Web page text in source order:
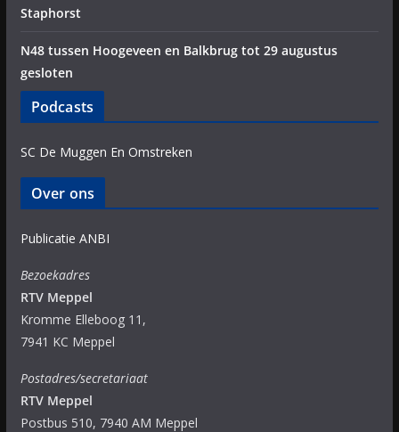
Staphorst
N48 tussen Hoogeveen en Balkbrug tot 29 augustus
gesloten
Podcasts
SC De Muggen En Omstreken
Over ons
Publicatie ANBI
Bezoekadres
RTV Meppel
Kromme Elleboog 11,
7941 KC Meppel
Postadres/secretariaat
RTV Meppel
Postbus 510, 7940 AM Meppel